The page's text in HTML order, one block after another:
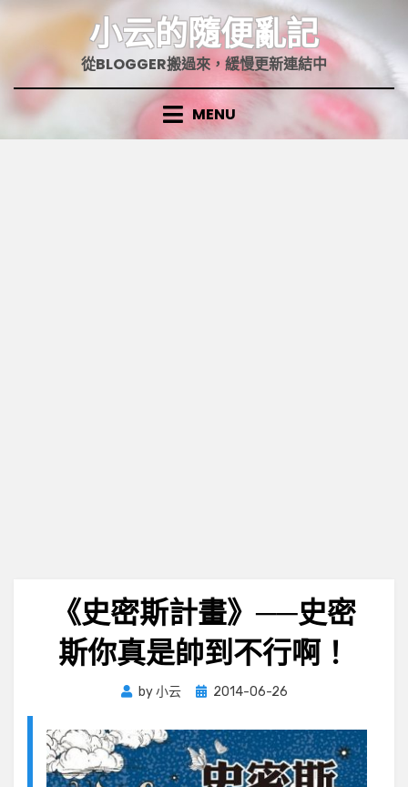
小云的隨便亂記
從BLOGGER搬過來，緩慢更新連結中
MENU
《史密斯計畫》──史密
斯你真是帥到不行啊！
by小云
Posted
2014-06-26